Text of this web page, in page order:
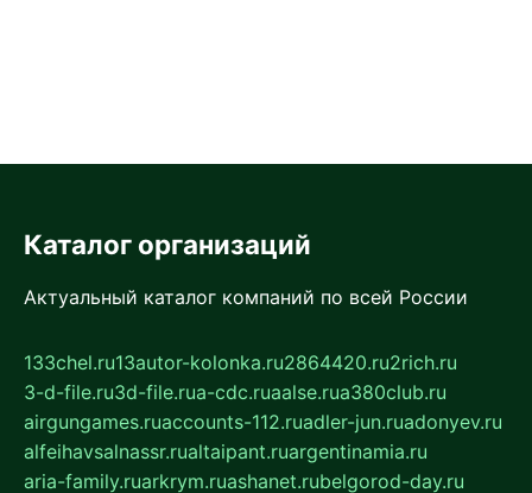
Каталог организаций
Актуальный каталог компаний по всей России
133chel.ru13autor-kolonka.ru2864420.ru2rich.ru
3-d-file.ru3d-file.rua-cdc.ruaalse.rua380club.ru
airgungames.ruaccounts-112.ruadler-jun.ruadonyev.ru
alfeihavsalnassr.rualtaipant.ruargentinamia.ru
aria-family.ruarkrym.ruashanet.rubelgorod-day.ru